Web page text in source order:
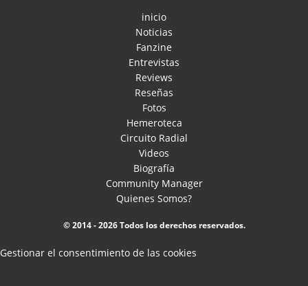
inicio
Noticias
Fanzine
Entrevistas
Reviews
Reseñas
Fotos
Hemeroteca
Circuito Radial
Videos
Biografía
Community Manager
Quienes Somos?
© 2014 - 2026 Todos los derechos reservados.
Gestionar el consentimiento de las cookies